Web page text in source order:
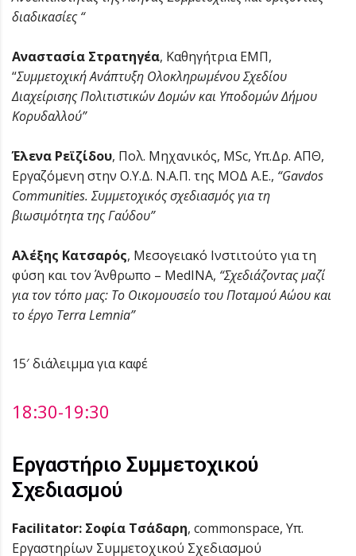
διαδικασίες “
Αναστασία Στρατηγέα, Καθηγήτρια ΕΜΠ,
“Συμμετοχική Ανάπτυξη Ολοκληρωμένου Σχεδίου
Διαχείρισης Πολιτιστικών Δομών και Υποδομών Δήμου
Κορυδαλλού”
Έλενα Ρεϊζίδου, Πολ. Mηχανικός, MSc, Υπ.Δρ. AΠΘ,
Εργαζόμενη στην Ο.Υ.Δ. Ν.Α.Π. της ΜΟΔ Α.Ε., “Gavdos
Communities. Συμμετοχικός σχεδιασμός για τη
βιωσιμότητα της Γαύδου”
Αλέξης Κατσαρός, Μεσογειακό Ινστιτούτο για τη
φύση και τον Άνθρωπο – MedINA, “Σχεδιάζοντας μαζί
για τον τόπο μας: Το Οικομουσείο του Ποταμού Αώου και
το έργο Terra Lemnia”
15′ διάλειμμα για καφέ
18:30-19:30
Εργαστήριο Συμμετοχικού
Σχεδιασμού
Facilitator: Σοφία Τσάδαρη, commonspace, Υπ.
Εργαστηρίων Συμμετοχικού Σχεδιασμού